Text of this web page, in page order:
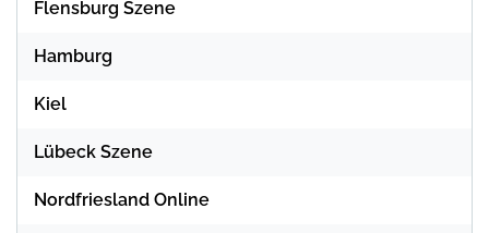
Flensburg Szene
Hamburg
Kiel
Lübeck Szene
Nordfriesland Online